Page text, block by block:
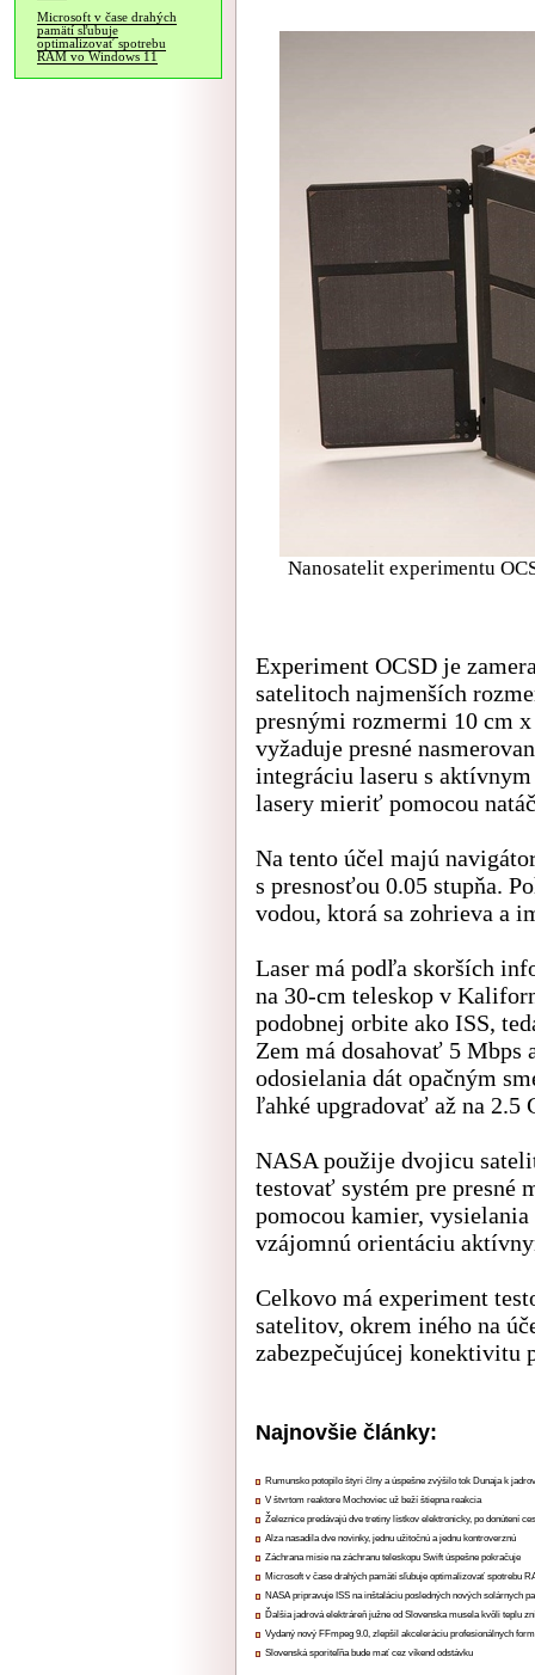
Microsoft v čase drahých
pamätí sľubuje
optimalizovať spotrebu
RAM vo Windows 11
Nanosatelit experimentu
Experiment OCSD je
satelitoch najmenších
presnými rozmermi 10 cm
vyžaduje presné
integráciu laseru s
lasery mieriť pomocou
Na tento účel majú
s presnosťou 0.05 stupňa.
vodou, ktorá sa zohrieva a
Laser má podľa skorších
na 30-cm teleskop v
podobnej orbite ako ISS,
Zem má dosahovať 5
odosielania dát opačným
ľahké upgradovať až na 2.5
NASA použije dvojicu
testovať systém pre presné
pomocou kamier,
vzájomnú orientáciu
Celkovo má experiment
satelitov, okrem iného na
zabezpečujúcej konektivitu
Najnovšie články:
Rumunsko potopilo štyri člny a úspešne zvýšilo tok Dunaja k
V štvrtom reaktore Mochoviec už beží štiepna reakcia
Železnice predávajú dve tretiny lístkov elektronicky, po donútení
Alza nasadila dve novinky, jednu užitočnú a jednu kontroverznú
Záchrana misie na záchranu teleskopu Swift úspešne pokračuje
Microsoft v čase drahých pamätí sľubuje optimalizovať spotrebu
NASA pripravuje ISS na inštaláciu posledných nových solárnych
Ďalšia jadrová elektráreň južne od Slovenska musela kvôli teplu
Vydaný nový FFmpeg 9.0, zlepšil akceleráciu profesionálnych
Slovenská sporiteľňa bude mať cez víkend odstávku